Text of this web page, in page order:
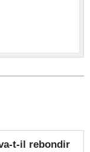
t-il rebondir